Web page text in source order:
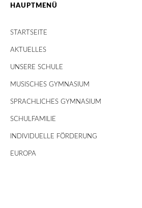
HAUPTMENÜ
STARTSEITE
AKTUELLES
UNSERE SCHULE
MUSISCHES GYMNASIUM
SPRACHLICHES GYMNASIUM
SCHULFAMILIE
INDIVIDUELLE FÖRDERUNG
EUROPA